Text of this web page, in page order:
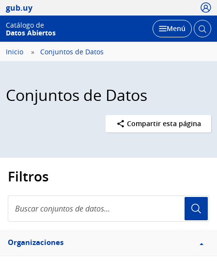
gub.uy
Catálogo de
Datos Abiertos
Desplegar
Menú Abrir
Inicio Conjuntos de Datos
Conjuntos de Datos
Compartir esta página
Filtros
conjuntos
de
Filtro
Organizaciones
Organizaciones